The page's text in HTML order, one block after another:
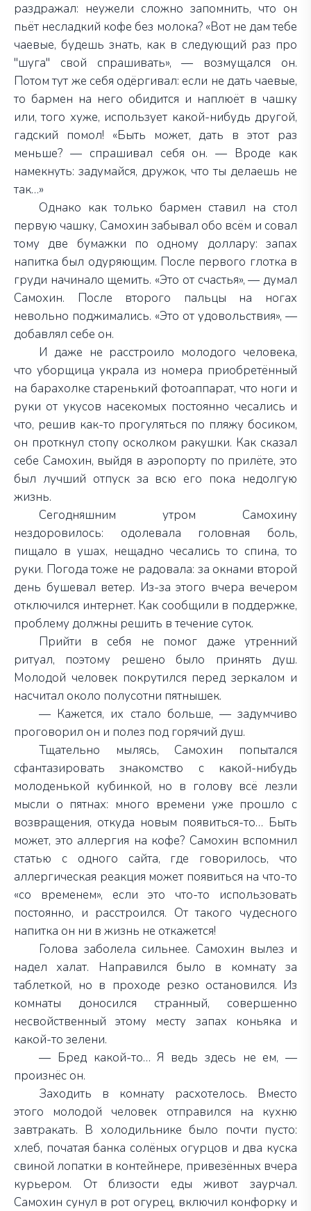
раздражал: неужели сложно запомнить, что он
пьёт несладкий кофе без молока? «Вот не дам тебе
чаевые, будешь знать, как в следующий раз про
"шуга" свой спрашивать», — возмущался он.
Потом тут же себя одёргивал: если не дать чаевые,
то бармен на него обидится и наплюёт в чашку
или, того хуже, использует какой-нибудь другой,
гадский помол! «Быть может, дать в этот раз
меньше? — спрашивал себя он. — Вроде как
намекнуть: задумайся, дружок, что ты делаешь не
так…»
Однако как только бармен ставил на стол
первую чашку, Самохин забывал обо всём и совал
тому две бумажки по одному доллару: запах
напитка был одуряющим. После первого глотка в
груди начинало щемить. «Это от счастья», — думал
Самохин. После второго пальцы на ногах
невольно поджимались. «Это от удовольствия», —
добавлял себе он.
И даже не расстроило молодого человека,
что уборщица украла из номера приобретённый
на барахолке старенький фотоаппарат, что ноги и
руки от укусов насекомых постоянно чесались и
что, решив как-то прогуляться по пляжу босиком,
он проткнул стопу осколком ракушки. Как сказал
себе Самохин, выйдя в аэропорту по прилёте, это
был лучший отпуск за всю его пока недолгую
жизнь.
Сегодняшним утром Самохину
нездоровилось: одолевала головная боль,
пищало в ушах, нещадно чесались то спина, то
руки. Погода тоже не радовала: за окнами второй
день бушевал ветер. Из-за этого вчера вечером
отключился интернет. Как сообщили в поддержке,
проблему должны решить в течение суток.
Прийти в себя не помог даже утренний
ритуал, поэтому решено было принять душ.
Молодой человек покрутился перед зеркалом и
насчитал около полусотни пятнышек.
— Кажется, их стало больше, — задумчиво
проговорил он и полез под горячий душ.
Тщательно мылясь, Самохин попытался
сфантазировать знакомство с какой-нибудь
молоденькой кубинкой, но в голову всё лезли
мысли о пятнах: много времени уже прошло с
возвращения, откуда новым появиться-то… Быть
может, это аллергия на кофе? Самохин вспомнил
статью с одного сайта, где говорилось, что
аллергическая реакция может появиться на что-то
«со временем», если это что-то использовать
постоянно, и расстроился. От такого чудесного
напитка он ни в жизнь не откажется!
Голова заболела сильнее. Самохин вылез и
надел халат. Направился было в комнату за
таблеткой, но в проходе резко остановился. Из
комнаты доносился странный, совершенно
несвойственный этому месту запах коньяка и
какой-то зелени.
— Бред какой-то… Я ведь здесь не ем, —
произнёс он.
Заходить в комнату расхотелось. Вместо
этого молодой человек отправился на кухню
завтракать. В холодильнике было почти пусто:
хлеб, початая банка солёных огурцов и два куска
свиной лопатки в контейнере, привезённых вчера
курьером. От близости еды живот заурчал.
Самохин сунул в рот огурец, включил конфорку и